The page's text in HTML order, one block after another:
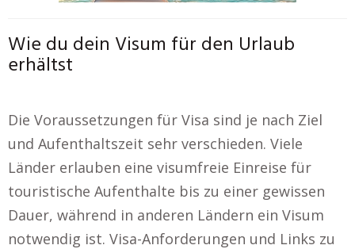
Wie du dein Visum für den Urlaub
erhältst
Die Voraussetzungen für Visa sind je nach Ziel
und Aufenthaltszeit sehr verschieden. Viele
Länder erlauben eine visumfreie Einreise für
touristische Aufenthalte bis zu einer gewissen
Dauer, während in anderen Ländern ein Visum
notwendig ist. Visa-Anforderungen und Links zu